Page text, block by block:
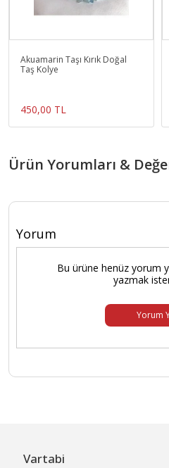
Akuamarin Taşı Kırık Doğal
Taş Kolye
450,00 TL
Ürün Yorumları &
Yorum
Bu ürüne henüz yorum
yazmak
Yorum
Vartabi